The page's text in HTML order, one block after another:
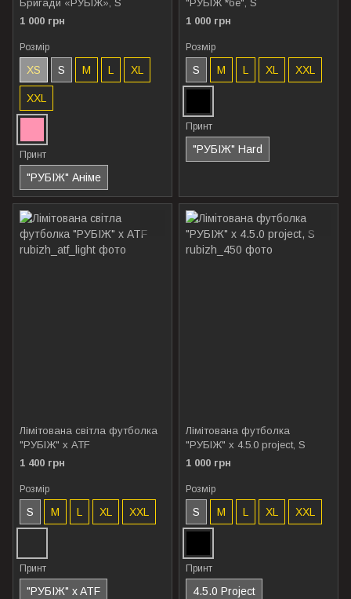
Бригади «РУБІЖ», S
1 000 грн
Розмір
XS S M L XL
XXL
Принт
"РУБІЖ" Аніме
"РУБІЖ *бе", S
1 000 грн
Розмір
S M L XL XXL
Принт
"РУБІЖ" Hard
Лімітована світла футболка
"РУБІЖ" х ATF
1 400 грн
Розмір
S M L XL XXL
Принт
"РУБІЖ" x ATF
Лімітована футболка
"РУБІЖ" х 4.5.0 project, S
1 000 грн
Розмір
S M L XL XXL
Принт
4.5.0 Project